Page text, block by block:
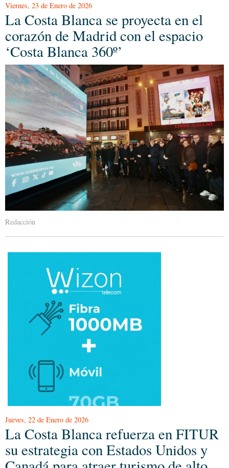
Viernes, 23 de Enero de 2026
La Costa Blanca se proyecta en el
corazón de Madrid con el espacio
‘Costa Blanca 360º’
Redacción
Jueves, 22 de Enero de 2026
La Costa Blanca refuerza en FITUR
su estrategia con Estados Unidos y